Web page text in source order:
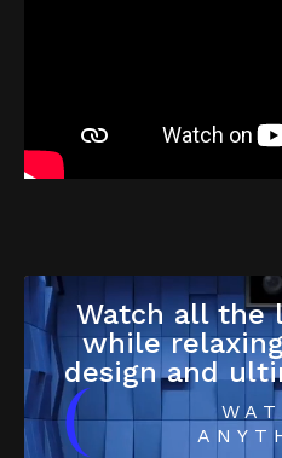
Watch all the
while
design and
(